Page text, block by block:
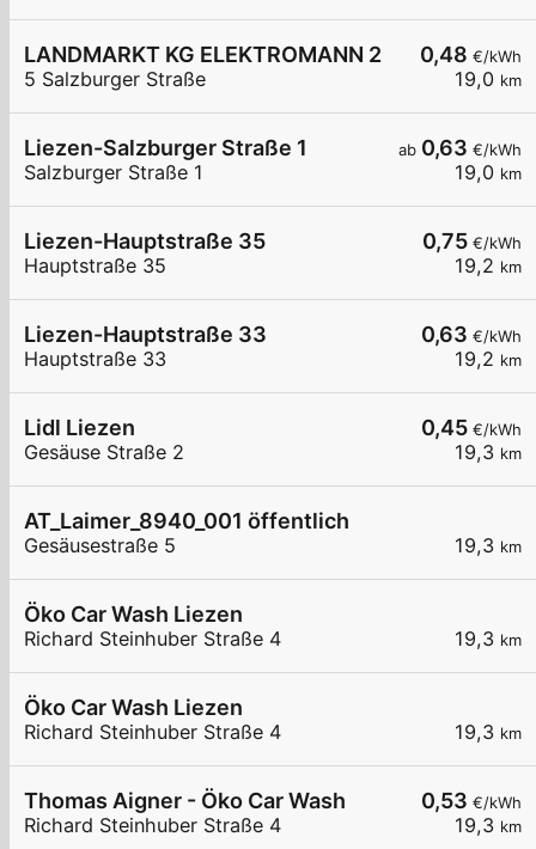
0,48 €/kWh
19,0 km
LANDMARKT KG ELEKTROMANN 2
5 Salzburger Straße
ab 0,63 €/kWh
19,0 km
Liezen-Salzburger Straße 1
Salzburger Straße 1
0,75 €/kWh
19,2 km
Liezen-Hauptstraße 35
Hauptstraße 35
0,63 €/kWh
19,2 km
Liezen-Hauptstraße 33
Hauptstraße 33
0,45 €/kWh
19,3 km
Lidl Liezen
Gesäuse Straße 2
19,3 km
AT_Laimer_8940_001 öffentlich
Gesäusestraße 5
19,3 km
Öko Car Wash Liezen
Richard Steinhuber Straße 4
19,3 km
Öko Car Wash Liezen
Richard Steinhuber Straße 4
0,53 €/kWh
19,3 km
Thomas Aigner - Öko Car Wash
Richard Steinhuber Straße 4